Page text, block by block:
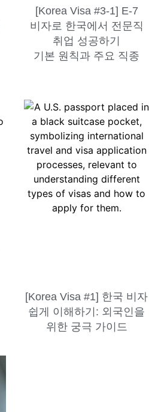
[Korea Visa #3-1] E-7
비자로 한국에서 전문직
취업 성공하기
기본 원칙과 주요 직종
[Korea Visa #1] 한국 비자
쉽게 이해하기: 외국인을
위한 궁극 가이드